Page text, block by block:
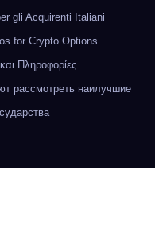
gli Acquirenti Italiani
for Crypto Options
Πληροφορίες
рассмотреть наилучшие